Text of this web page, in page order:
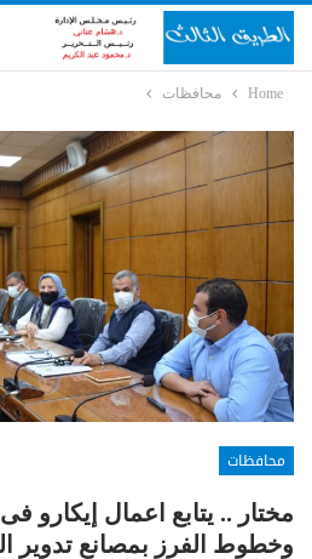
Home محافظات
محافظات
مختار .. يتابع اعمال إيكارو
وخطوط الفرز بمصانع تدوير